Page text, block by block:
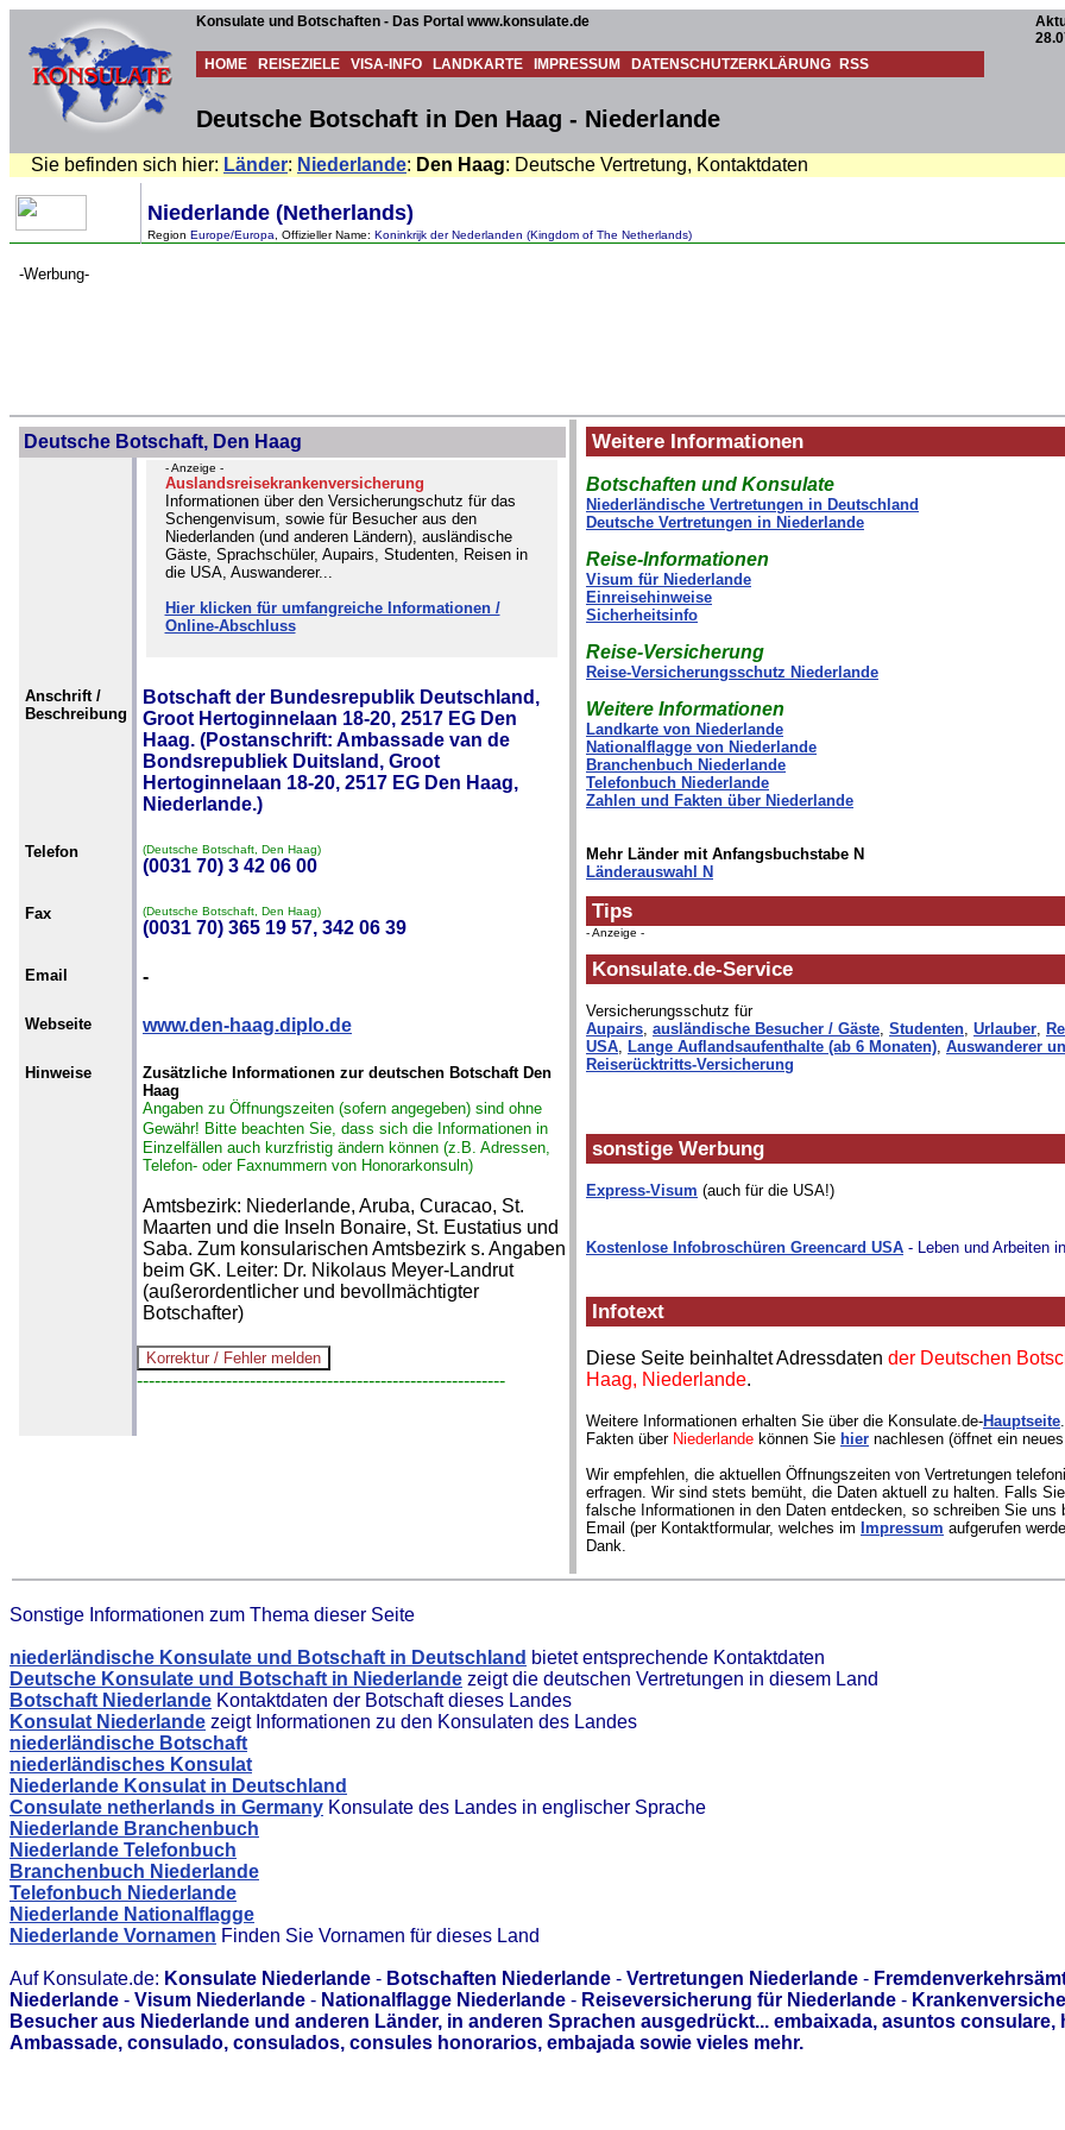
Konsulate und Botschaften - Das Portal www.konsulate.de
HOME REISEZIELE VISA-INFO LANDKARTE IMPRESSUM DATENSCHUTZERKLÄRUNG RSS
Deutsche Botschaft in Den Haag - Niederlande
Sie befinden sich hier: Länder: Niederlande: Den Haag: Deutsche Vertretung, Kontaktdaten
Niederlande (Netherlands)
Region Europe/Europa , Offizieller Name: Koninkrijk der Nederlanden (Kingdom of The Netherlands)
-Werbung-
Deutsche Botschaft, Den Haag
- Anzeige -
Auslandsreisekrankenversicherung
Informationen über den Versicherungschutz für das
Schengenvisum, sowie für Besucher aus den
Niederlanden (und anderen Ländern), ausländische
Gäste, Sprachschüler, Aupairs, Studenten, Reisen in
die USA, Auswanderer...
Hier klicken für umfangreiche Informationen /
Online-Abschluss
Anschrift /
Beschreibung
Botschaft der Bundesrepublik Deutschland,
Groot Hertoginnelaan 18-20, 2517 EG Den
Haag. (Postanschrift: Ambassade van de
Bondsrepubliek Duitsland, Groot
Hertoginnelaan 18-20, 2517 EG Den Haag,
Niederlande.)
Telefon (Deutsche Botschaft, Den Haag)
(0031 70) 3 42 06 00
Fax (Deutsche Botschaft, Den Haag)
(0031 70) 365 19 57, 342 06 39
Email -
Webseite www.den-haag.diplo.de
Hinweise
Zusätzliche Informationen zur deutschen Botschaft Den
Haag
Angaben zu Öffnungszeiten (sofern angegeben) sind ohne
Gewähr! Bitte beachten Sie, dass sich die Informationen in
Einzelfällen auch kurzfristig ändern können (z.B. Adressen,
Telefon- oder Faxnummern von Honorarkonsuln)
Amtsbezirk: Niederlande, Aruba, Curacao, St.
Maarten und die Inseln Bonaire, St. Eustatius und
Saba. Zum konsularischen Amtsbezirk s. Angaben
beim GK. Leiter: Dr. Nikolaus Meyer-Landrut
(außerordentlicher und bevollmächtigter
Botschafter)
--------------------------------------------------------------
Weitere Informationen
Botschaften und Konsulate
Niederländische Vertretungen in Deutschland
Deutsche Vertretungen in Niederlande
Reise-Informationen
Visum für Niederlande
Einreisehinweise
Sicherheitsinfo
Reise-Versicherung
Reise-Versicherungsschutz Niederlande
Weitere Informationen
Landkarte von Niederlande
Nationalflagge von Niederlande
Branchenbuch Niederlande
Telefonbuch Niederlande
Zahlen und Fakten über Niederlande
Mehr Länder mit Anfangsbuchstabe N
Länderauswahl N
Tips
- Anzeige -
Konsulate.de-Service
Versicherungsschutz für
Aupairs, ausländische Besucher / Gäste, Studenten, Urlauber,
USA, Lange Auflandsaufenthalte (ab 6 Monaten), Auswanderer
Reiserücktritts-Versicherung
sonstige Werbung
Express-Visum (auch für die USA!)
Kostenlose Infobroschüren Greencard USA - Leben und Arbeiten
Infotext
Diese Seite beinhaltet Adressdaten der Deutschen
Haag, Niederlande.
Weitere Informationen erhalten Sie über die Konsulate.de-Hauptseite
Fakten über Niederlande können Sie hier nachlesen (öffnet ein
Wir empfehlen, die aktuellen Öffnungszeiten von Vertretungen
erfragen. Wir sind stets bemüht, die Daten aktuell zu halten. Falls
falsche Informationen in den Daten entdecken, so schreiben Sie uns
Email (per Kontaktformular, welches im Impressum aufgerufen
Dank.
Sonstige Informationen zum Thema dieser Seite
niederländische Konsulate und Botschaft in Deutschland bietet entsprechende Kontaktdaten
Deutsche Konsulate und Botschaft in Niederlande zeigt die deutschen Vertretungen in diesem Land
Botschaft Niederlande Kontaktdaten der Botschaft dieses Landes
Konsulat Niederlande zeigt Informationen zu den Konsulaten des Landes
niederländische Botschaft
niederländisches Konsulat
Niederlande Konsulat in Deutschland
Consulate netherlands in Germany Konsulate des Landes in englischer Sprache
Niederlande Branchenbuch
Niederlande Telefonbuch
Branchenbuch Niederlande
Telefonbuch Niederlande
Niederlande Nationalflagge
Niederlande Vornamen Finden Sie Vornamen für dieses Land
Auf Konsulate.de: Konsulate Niederlande - Botschaften Niederlande - Vertretungen Niederlande -
Niederlande - Visum Niederlande - Nationalflagge Niederlande - Reiseversicherung für Niederlande -
Besucher aus Niederlande und anderen Länder, in anderen Sprachen ausgedrückt... embaixada, asuntos consulare,
Ambassade, consulado, consulados, consules honorarios, embajada sowie vieles mehr.